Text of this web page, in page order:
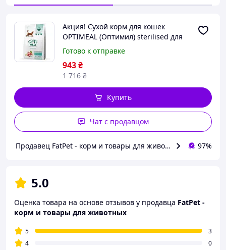
Акция! Сухой корм для кошек
OPTIMEAL (Оптимил) sterilised для
стерилизованных кошек и
кастрированных котов с индейкой и
овсом 4 кг
Готово к отправке
943₴
1 716 ₴
Купить
Чат с продавцом
Продавец FatPet - корм и товары для животных 97%
5.0
Оценка товара на основе отзывов у продавца FatPet -
корм и товары для животных
5
3
4
0